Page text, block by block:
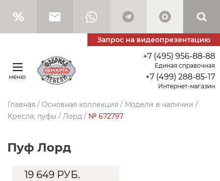
Запрос на видеопрезентацию
меню
+7 (495) 956-88-88
Единая справочная
+7 (499) 288-85-17
Интернет-магазин
Главная / Основная коллекция / Модели в наличии /
Кресла, пуфы / Лорд / № 672797
Пуф Лорд
19 649 РУБ.